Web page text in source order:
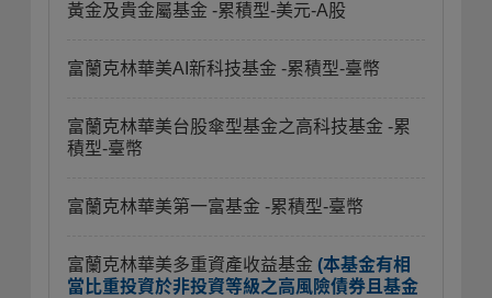
黃金及貴金屬基金 -累積型-美元-A股
富蘭克林華美AI新科技基金 -累積型-臺幣
富蘭克林華美台股傘型基金之高科技基金 -累
積型-臺幣
富蘭克林華美第一富基金 -累積型-臺幣
富蘭克林華美多重資產收益基金 (本基金有相
當比重投資於非投資等級之高風險債券且基金